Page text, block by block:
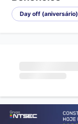
Day off (aniversário)